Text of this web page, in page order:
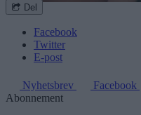
Del
Facebook
Twitter
E-post
Nyhetsbrev Facebook
Abonnement